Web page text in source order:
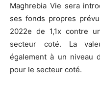
Maghrebia Vie sera
ses fonds propres
2022e de 1,1x contre
secteur coté. La
également à un niveau
pour le secteur coté.